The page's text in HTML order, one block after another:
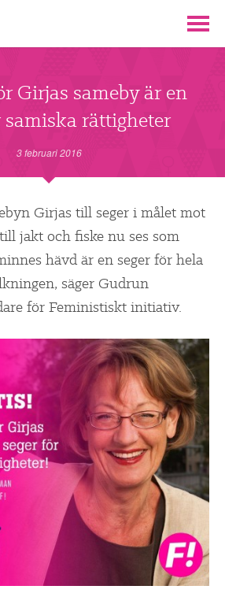
▼
▼
▼
Girjas sameby är en
samiska rättigheter
3 februari 2016
Girjas till seger i målet mot
jakt och fiske nu ses som
hävd är en seger för hela
säger Gudrun
för Feministiskt initiativ.